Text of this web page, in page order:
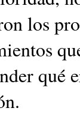
los
qué